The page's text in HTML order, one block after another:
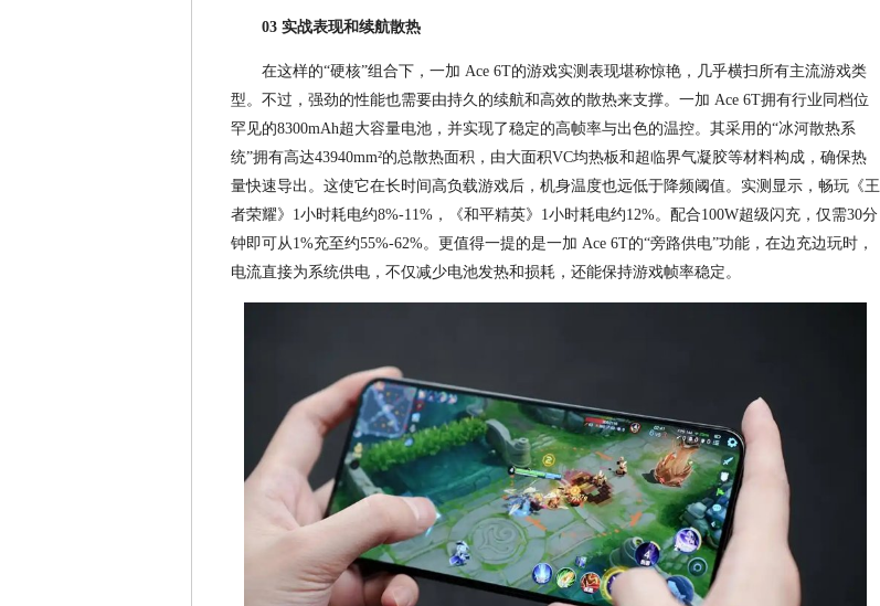
03 实战表现和续航散热
在这样的“硬核”组合下，一加 Ace 6T的游戏实测表现堪称惊艳，几乎横扫所有主流游戏类
型。不过，强劲的性能也需要由持久的续航和高效的散热来支撑。一加 Ace 6T拥有行业同档位
罕见的8300mAh超大容量电池，并实现了稳定的高帧率与出色的温控。其采用的“冰河散热系
统”拥有高达43940mm²的总散热面积，由大面积VC均热板和超临界气凝胶等材料构成，确保热
量快速导出。这使它在长时间高负载游戏后，机身温度也远低于降频阈值。实测显示，畅玩《王
者荣耀》1小时耗电约8%-11%，《和平精英》1小时耗电约12%。配合100W超级闪充，仅需30分
钟即可从1%充至约55%-62%。更值得一提的是一加 Ace 6T的“旁路供电”功能，在边充边玩时，
电流直接为系统供电，不仅减少电池发热和损耗，还能保持游戏帧率稳定。